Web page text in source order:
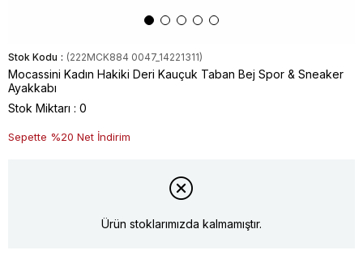
Stok Kodu (222MCK884 0047_14221311)
Mocassini Kadın Hakiki Deri Kauçuk Taban Bej Spor & Sneaker
Ayakkabı
Stok Miktarı : 0
Sepette %20 Net İndirim
Ürün stoklarımızda kalmamıştır.